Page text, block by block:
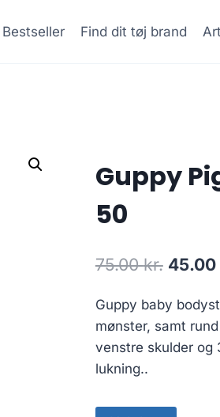
Bestseller Find dit tøj brand
Guppy
50
75.00kr.
was:
75.00
45.00
Guppy baby
mønster, samt
venstre skulder og
lukning..